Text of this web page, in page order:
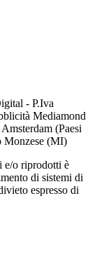
- P.Iva
Mediamond
(Paesi
Monzese (MI)
e/o riprodotti è
di sistemi di
espresso di